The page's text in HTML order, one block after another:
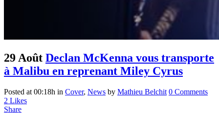
29 Août Declan McKenna vous transporte
à Malibu en reprenant Miley Cyrus
Posted at 00:18h in Cover, News by Mathieu Belchit 0 Comments
2 Likes
Share